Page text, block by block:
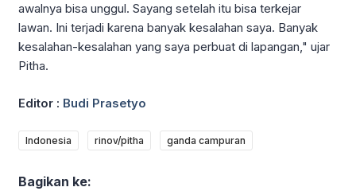
awalnya bisa unggul. Sayang setelah itu bisa terkejar
lawan. Ini terjadi karena banyak kesalahan saya. Banyak
kesalahan-kesalahan yang saya perbuat di lapangan," ujar
Pitha.
Editor : Budi Prasetyo
Indonesia rinov/pitha ganda campuran
Bagikan ke: